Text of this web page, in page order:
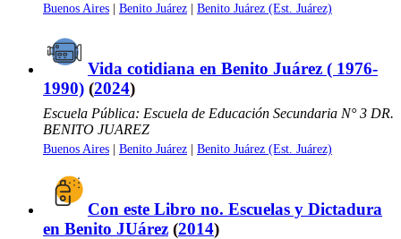
Buenos Aires | Benito Juárez | Benito Juárez (Est. Juárez)
Vida cotidiana en Benito Juárez ( 1976-
1990) (2024)
Escuela Pública: Escuela de Educación Secundaria N° 3 DR.
BENITO JUAREZ
Buenos Aires | Benito Juárez | Benito Juárez (Est. Juárez)
Con este Libro no. Escuelas y Dictadura
en Benito JUárez (2014)